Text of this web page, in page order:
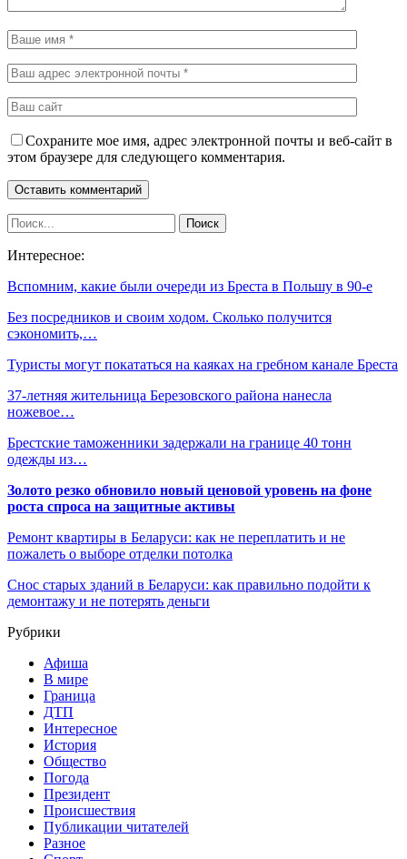
Сохраните мое имя, адрес электронной почты и веб-сайт в
этом браузере для следующего комментария.
Интересное:
Вспомним, какие были очереди из Бреста в Польшу в 90-е
Без посредников и своим ходом. Сколько получится
сэкономить,…
Туристы могут покататься на каяках на гребном канале Бреста
37-летняя жительница Березовского района нанесла
ножевое…
Брестские таможенники задержали на границе 40 тонн
одежды из…
Золото резко обновило новый ценовой уровень на фоне
роста спроса на защитные активы
Ремонт квартиры в Беларуси: как не переплатить и не
пожалеть о выборе отделки потолка
Снос старых зданий в Беларуси: как правильно подойти к
демонтажу и не потерять деньги
Рубрики
Афиша
В мире
Граница
ДТП
Интересное
История
Общество
Погода
Президент
Происшествия
Публикации читателей
Разное